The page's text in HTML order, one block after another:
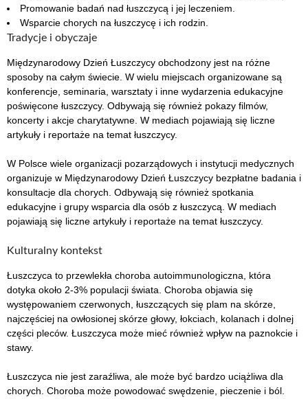
Promowanie badań nad łuszczycą i jej leczeniem.
Wsparcie chorych na łuszczycę i ich rodzin.
Tradycje i obyczaje
Międzynarodowy Dzień Łuszczycy obchodzony jest na różne
sposoby na całym świecie. W wielu miejscach organizowane są
konferencje, seminaria, warsztaty i inne wydarzenia edukacyjne
poświęcone łuszczycy. Odbywają się również pokazy filmów,
koncerty i akcje charytatywne. W mediach pojawiają się liczne
artykuły i reportaże na temat łuszczycy.
W Polsce wiele organizacji pozarządowych i instytucji medycznych
organizuje w Międzynarodowy Dzień Łuszczycy bezpłatne badania i
konsultacje dla chorych. Odbywają się również spotkania
edukacyjne i grupy wsparcia dla osób z łuszczycą. W mediach
pojawiają się liczne artykuły i reportaże na temat łuszczycy.
Kulturalny kontekst
Łuszczyca to przewlekła choroba autoimmunologiczna, która
dotyka około 2-3% populacji świata. Choroba objawia się
występowaniem czerwonych, łuszczących się plam na skórze,
najczęściej na owłosionej skórze głowy, łokciach, kolanach i dolnej
części pleców. Łuszczyca może mieć również wpływ na paznokcie i
stawy.
Łuszczyca nie jest zaraźliwa, ale może być bardzo uciążliwa dla
chorych. Choroba może powodować swędzenie, pieczenie i ból.